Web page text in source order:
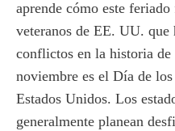
aprende cómo este
veteranos de EE. UU.
conflictos en la historia
noviembre es el Día de
Estados Unidos. Los
generalmente planean